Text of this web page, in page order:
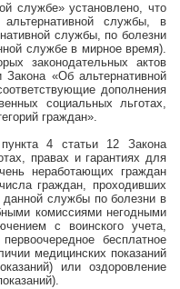
службе» установлено, что
службы, в
службы, по болезни
службе в мирное время).
законодательных актов
«Об альтернативной
дополнения
социальных льготах,
граждан».
4 статьи 12 Закона
правах и гарантиях для
неработающих граждан
граждан, проходивших
службы по болезни в
комиссиями негодными
с воинского учета,
бесплатное
медицинских показаний
или оздоровление